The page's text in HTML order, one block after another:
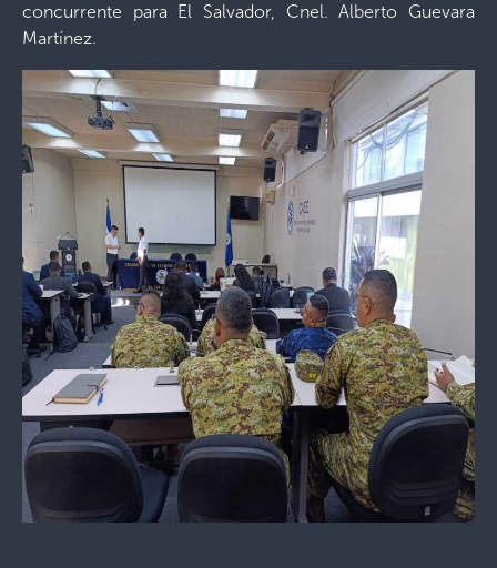
concurrente para El Salvador, Cnel. Alberto Guevara
Martínez.